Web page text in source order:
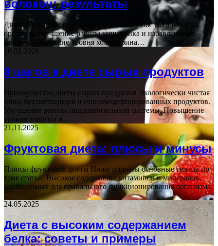
волокон: результаты
Диета с высоким содержанием волокон: как это влияет на
организм Улучшение работы кишечника и избавление от
запоров. Снижение уровня холестерина…
16.02.2026
8 шагов к диете сырых продуктов
Преимущества диеты сырых продуктов Экологически чистая
пища без пестицидов и генномодифицированных продуктов.
Улучшение работы пищеварительной системы. Повышение
уровня энергии и…
21.11.2025
Фруктовая диета: плюсы и минусы
Плюсы фруктовой диеты Ниже собраны основные тезисы по
теме статьи. Высокое содержание витаминов и минералов,
необходимых для правильного функционирования организма.
…
24.05.2025
Диета с высоким содержанием
белка: советы и примеры